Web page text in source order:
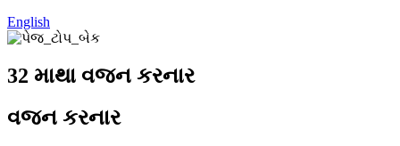
English
32 માથા વજન કરનાર
વજન કરનાર